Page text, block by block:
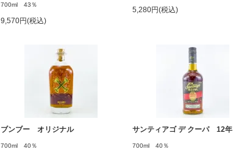
700ml 43％
9,570円(税込)
5,280円(税込)
ブンブー オリジナル
700ml 40％
サンティアゴ デ クーパ 12年
700ml 40％